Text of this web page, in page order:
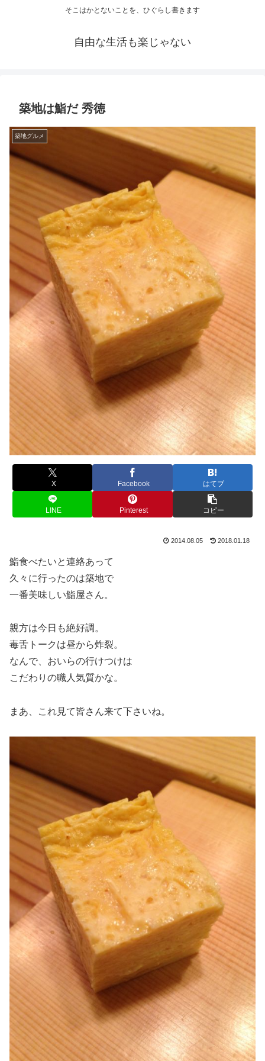
そこはかとないことを、ひぐらし書きます
自由な生活も楽じゃない
築地は鮨だ 秀徳
築地グルメ
X Facebook はてブ
LINE Pinterest コピー
2014.08.05 2018.01.18
鮨食べたいと連絡あって
久々に行ったのは築地で
一番美味しい鮨屋さん。
親方は今日も絶好調。
毒舌トークは昼から炸裂。
なんで、おいらの行けつけは
こだわりの職人気質かな。
まあ、これ見て皆さん来て下さいね。